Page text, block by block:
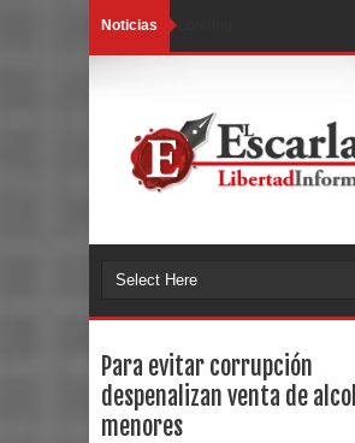
Noticias
Para evitar corrupción
despenalizan venta de
menores